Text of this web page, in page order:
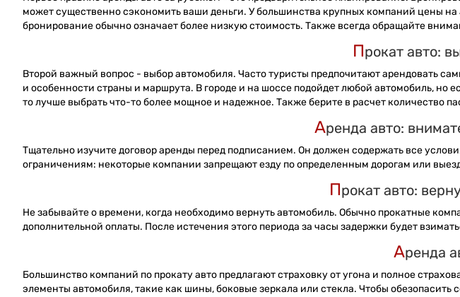
может существенно сэкономить ваши деньги. У большинства крупных компаний цены
бронирование обычно означает более низкую стоимость. Также всегда обращайте
Прокат авто:
Второй важный вопрос - выбор автомобиля. Часто туристы предпочитают арендовать
и особенности страны и маршрута. В городе и на шоссе подойдет любой автомобиль, но
то лучше выбрать что-то более мощное и надежное. Также берите в расчет количество
Аренда авто:
Тщательно изучите договор аренды перед подписанием. Он должен содержать все
ограничениям: некоторые компании запрещают езду по определенным дорогам или
Прокат авто:
Не забывайте о времени, когда необходимо вернуть автомобиль. Обычно прокатные
дополнительной оплаты. После истечения этого периода за часы задержки будет
Аренда
Большинство компаний по прокату авто предлагают страховку от угона и полное
элементы автомобиля, такие как шины, боковые зеркала или стекла. Чтобы